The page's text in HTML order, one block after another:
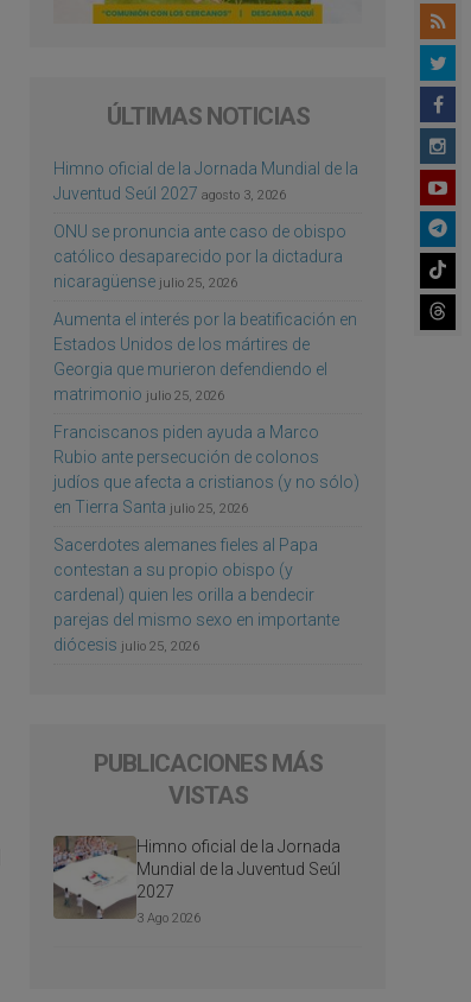
ÚLTIMAS NOTICIAS
Himno oficial de la Jornada Mundial de la
Juventud Seúl 2027 agosto 3, 2026
ONU se pronuncia ante caso de obispo
católico desaparecido por la dictadura
nicaragüense julio 25, 2026
Aumenta el interés por la beatificación en
Estados Unidos de los mártires de
Georgia que murieron defendiendo el
matrimonio julio 25, 2026
Franciscanos piden ayuda a Marco
Rubio ante persecución de colonos
judíos que afecta a cristianos (y no sólo)
en Tierra Santa julio 25, 2026
Sacerdotes alemanes fieles al Papa
contestan a su propio obispo (y
cardenal) quien les orilla a bendecir
parejas del mismo sexo en importante
diócesis julio 25, 2026
PUBLICACIONES MÁS
VISTAS
Himno oficial de la Jornada
Mundial de la Juventud Seúl
2027
3 Ago 2026